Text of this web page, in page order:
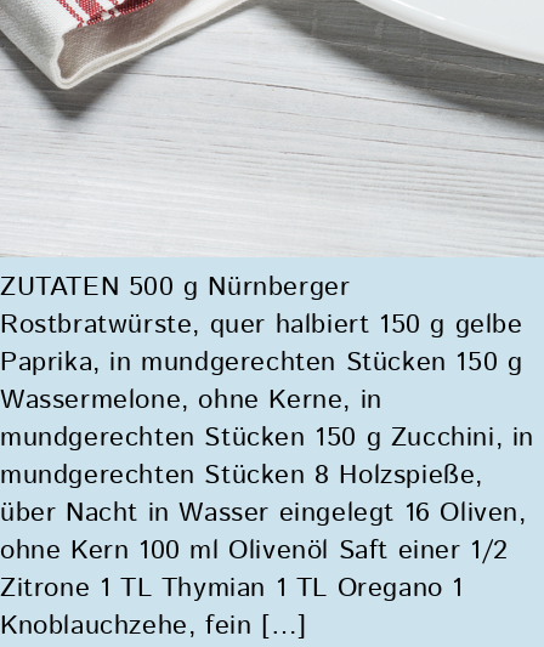
ZUTATEN 500 g Nürnberger
Rostbratwürste, quer halbiert 150 g gelbe
Paprika, in mundgerechten Stücken 150 g
Wassermelone, ohne Kerne, in
mundgerechten Stücken 150 g Zucchini, in
mundgerechten Stücken 8 Holzspieße,
über Nacht in Wasser eingelegt 16 Oliven,
ohne Kern 100 ml Olivenöl Saft einer 1/2
Zitrone 1 TL Thymian 1 TL Oregano 1
Knoblauchzehe, fein […]